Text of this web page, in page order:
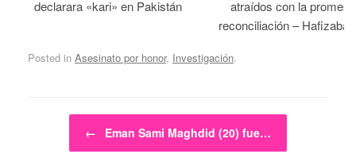
declarara «kari» en Pakistán
atraídos con la
reconciliación –
Posted in Asesinato por honor, Investigación.
Post navigation
← Eman Sami Maghdid (20) fue…